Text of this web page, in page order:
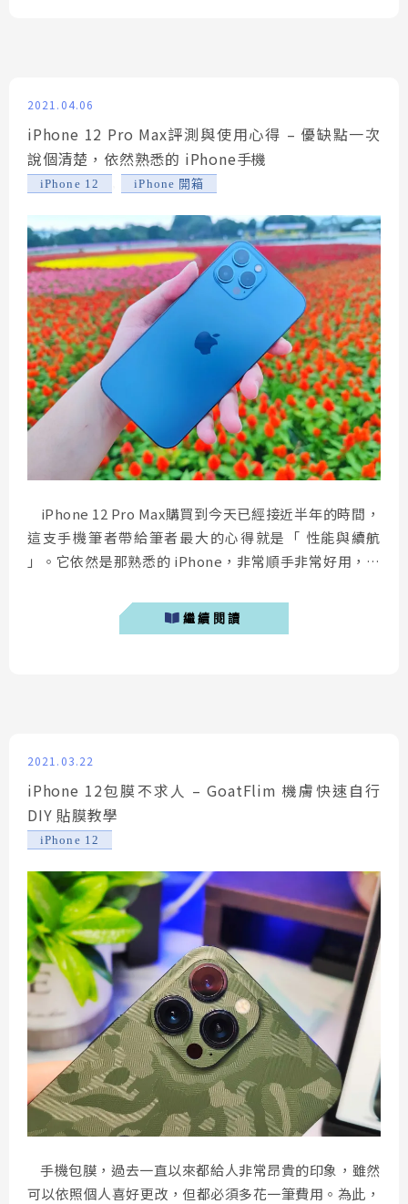
2021.04.06
iPhone 12 Pro Max評測與使用心得 – 優缺點一次
說個清楚，依然熟悉的 iPhone手機
iPhone 12 iPhone 開箱
iPhone 12 Pro Max購買到今天已經接近半年的時間，
這支手機筆者帶給筆者最大的心得就是「 性能與續航
」。它依然是那熟悉的 iPhone，非常順手非常好用，但
題，但在夜拍進步幅度真的有限，半年使用下來，筆者雖
然給予肯定，但依然感到相對遺憾。 iPhone 當機、白
繼續閱讀
2021.03.22
iPhone 12包膜不求人 – GoatFlim 機膚快速自行
DIY 貼膜教學
iPhone 12
手機包膜，過去一直以來都給人非常昂貴的印象，雖然
可以依照個人喜好更改，但都必須多花一筆費用。為此，